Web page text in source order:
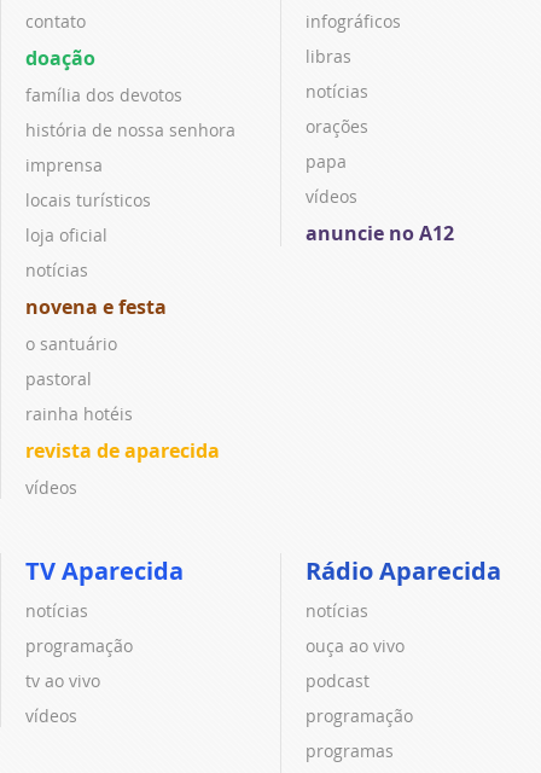
contato
doação
família dos devotos
história de nossa senhora
imprensa
locais turísticos
loja oficial
notícias
novena e festa
o santuário
pastoral
rainha hotéis
revista de aparecida
vídeos
infográficos
libras
notícias
orações
papa
vídeos
anuncie no A12
TV Aparecida
notícias
programação
tv ao vivo
vídeos
Rádio Aparecida
notícias
ouça ao vivo
podcast
programação
programas